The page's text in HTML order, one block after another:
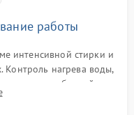
работы
интенсивной стирки и
нагрева воды,
излишних вибраций,
под корпусом.